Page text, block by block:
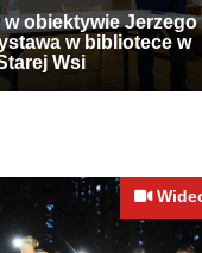
w obiektywie Jerzego
w bibliotece w
Wsi